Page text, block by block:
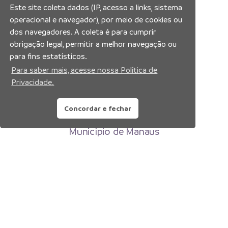
Prefeitura Municipal de Manaus
Município de Manaus
Este site coleta dados (IP, acesso a links, sistema
operacional e navegador), por meio de cookies ou
dos navegadores. A coleta é para cumprir
obrigação legal, permitir a melhor navegação ou
para fins estatísticos.
Para saber mais, acesse nossa Política de
Privacidade.
Concordar e fechar